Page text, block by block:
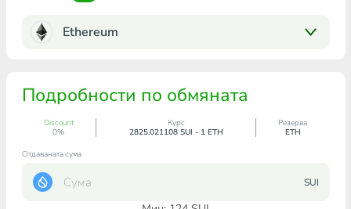
Ethereum
Подробности по обмяната
Discount
0%
Курс
2825.021108 SUI - 1 ETH
Резерва
ETH
Отдаваната сума
SUI